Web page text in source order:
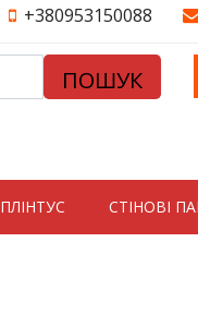
+380953150088
ПОШУК
ПЛІНТУС СТIНОВI